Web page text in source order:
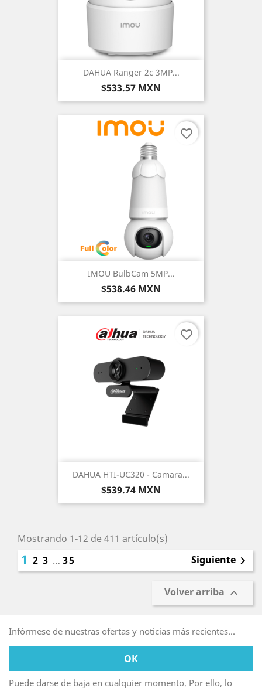
DAHUA Ranger 2c 3MP...
Precio
$533.57 MXN
IMOU BulbCam 5MP...
Precio
$538.46 MXN
favorite_border
DAHUA HTI-UC320 - Camara...
Precio
$539.74 MXN
favorite_border
Mostrando 1-12 de 411 artículo(s)
1 2 3 … 35 Siguiente 
Volver arriba 
Infórmese de nuestras ofertas y noticias más recientes...
Puede darse de baja en cualquier momento. Por ello, lo